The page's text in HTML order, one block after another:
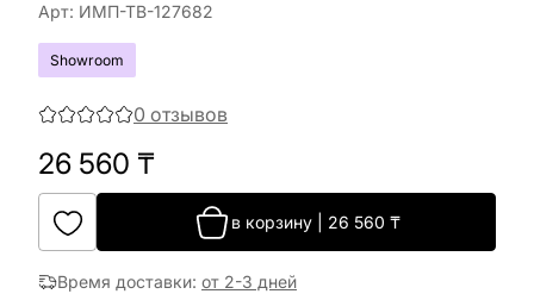
Арт: ИМП-ТВ-127682
Showroom
0 отзывов
26 560 ₸
в корзину| 26 560 ₸
Время доставки: от 2-3 дней